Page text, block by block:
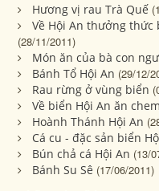
Hương vị rau Trà Quế
Về Hội An thưởng
(28/11/2011)
Món ăn của bà con
Bánh Tổ Hội An (29/12/
Rau rừng ở vùng biển
Về biển Hội An ăn
Hoành Thánh Hội An
Cá cu - đặc sản biển
Bún chả cá Hội An (13/
Bánh Su Sê (17/06/2011)